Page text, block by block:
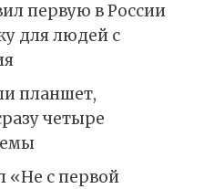
первую в России
для людей с
планшет,
четыре
«Не с первой